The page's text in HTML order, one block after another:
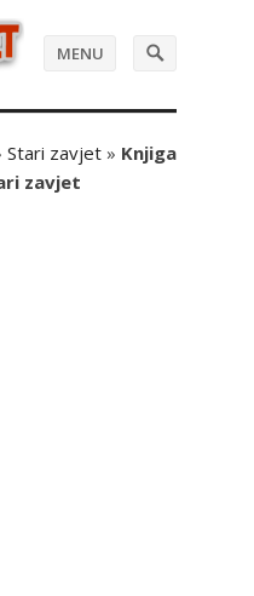
MENU
Stari zavjet » Knjiga
zavjet